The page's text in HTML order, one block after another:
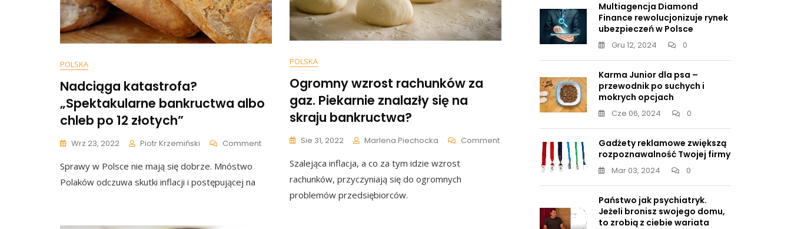
POLSKA
Nadciąga katastrofa?
„Spektakularne bankructwa albo
chleb po 12 złotych”
Wrz 23, 2022 Piotr Krzemiński CommentOn
Katastrofa?
„Spektakularne
Bankructwa
Sprawy w Polsce nie mają się dobrze. Mnóstwo
Polaków odczuwa skutki inflacji i postępującej na
POLSKA
Ogromny wzrost rachunków za
gaz. Piekarnie znalazły się na
skraju bankructwa?
Sie 31, 2022 Marlena Piechocka CommentOn
Rachunków
Szalejąca inflacja, a co za tym idzie wzrost
rachunków, przyczyniają się do ogromnych
problemów przedsiębiorców.
Multiagencja Diamond
Finance rewolucjonizuje rynek
ubezpieczeń w Polsce
Gru 12, 2024 0
Karma Junior dla psa –
przewodnik po suchych i
mokrych opcjach
Cze 06, 2024 0
Gadżety reklamowe zwiększą
rozpoznawalność Twojej firmy
Mar 03, 2024 0
Państwo jak psychiatryk.
Jeżeli bronisz swojego domu,
to zrobią z ciebie wariata